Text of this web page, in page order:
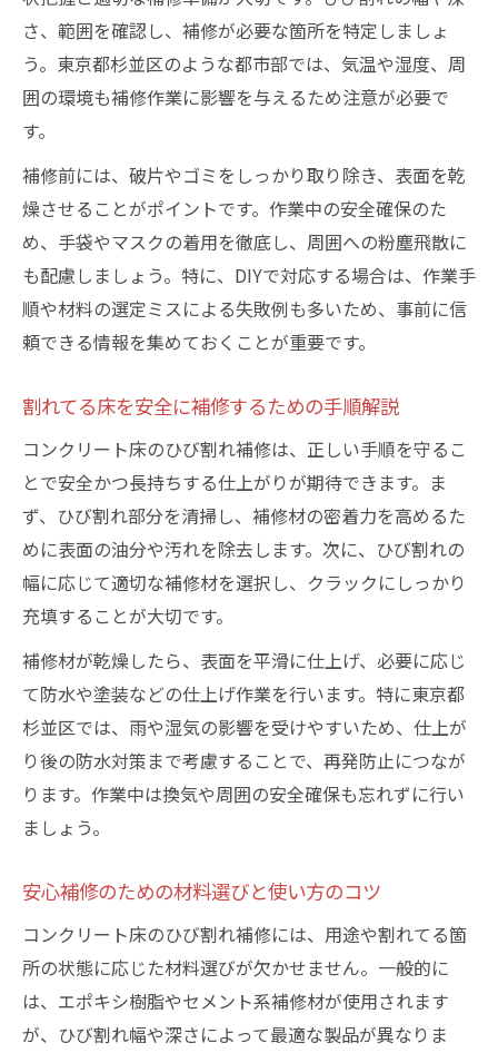
さ、範囲を確認し、補修が必要な箇所を特定しましょ
う。東京都杉並区のような都市部では、気温や湿度、周
囲の環境も補修作業に影響を与えるため注意が必要で
す。
補修前には、破片やゴミをしっかり取り除き、表面を乾
燥させることがポイントです。作業中の安全確保のた
め、手袋やマスクの着用を徹底し、周囲への粉塵飛散に
も配慮しましょう。特に、DIYで対応する場合は、作業手
順や材料の選定ミスによる失敗例も多いため、事前に信
頼できる情報を集めておくことが重要です。
割れてる床を安全に補修するための手順解説
コンクリート床のひび割れ補修は、正しい手順を守るこ
とで安全かつ長持ちする仕上がりが期待できます。ま
ず、ひび割れ部分を清掃し、補修材の密着力を高めるた
めに表面の油分や汚れを除去します。次に、ひび割れの
幅に応じて適切な補修材を選択し、クラックにしっかり
充填することが大切です。
補修材が乾燥したら、表面を平滑に仕上げ、必要に応じ
て防水や塗装などの仕上げ作業を行います。特に東京都
杉並区では、雨や湿気の影響を受けやすいため、仕上が
り後の防水対策まで考慮することで、再発防止につなが
ります。作業中は換気や周囲の安全確保も忘れずに行い
ましょう。
安心補修のための材料選びと使い方のコツ
コンクリート床のひび割れ補修には、用途や割れてる箇
所の状態に応じた材料選びが欠かせません。一般的に
は、エポキシ樹脂やセメント系補修材が使用されます
が、ひび割れ幅や深さによって最適な製品が異なりま